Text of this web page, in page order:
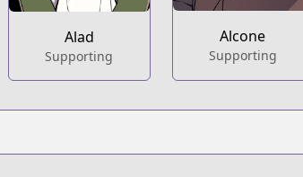
Alad
Supporting
Alcone
Supporting